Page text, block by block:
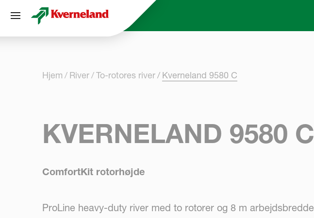
Hjem River To-rotores river Kverneland 9580 C
KVERNELAND 9580 C
ComfortKit rotorhøjde
ProLine heavy-duty river med to rotorer og 8 m arbejdsbredde
CCookie-styringspanel